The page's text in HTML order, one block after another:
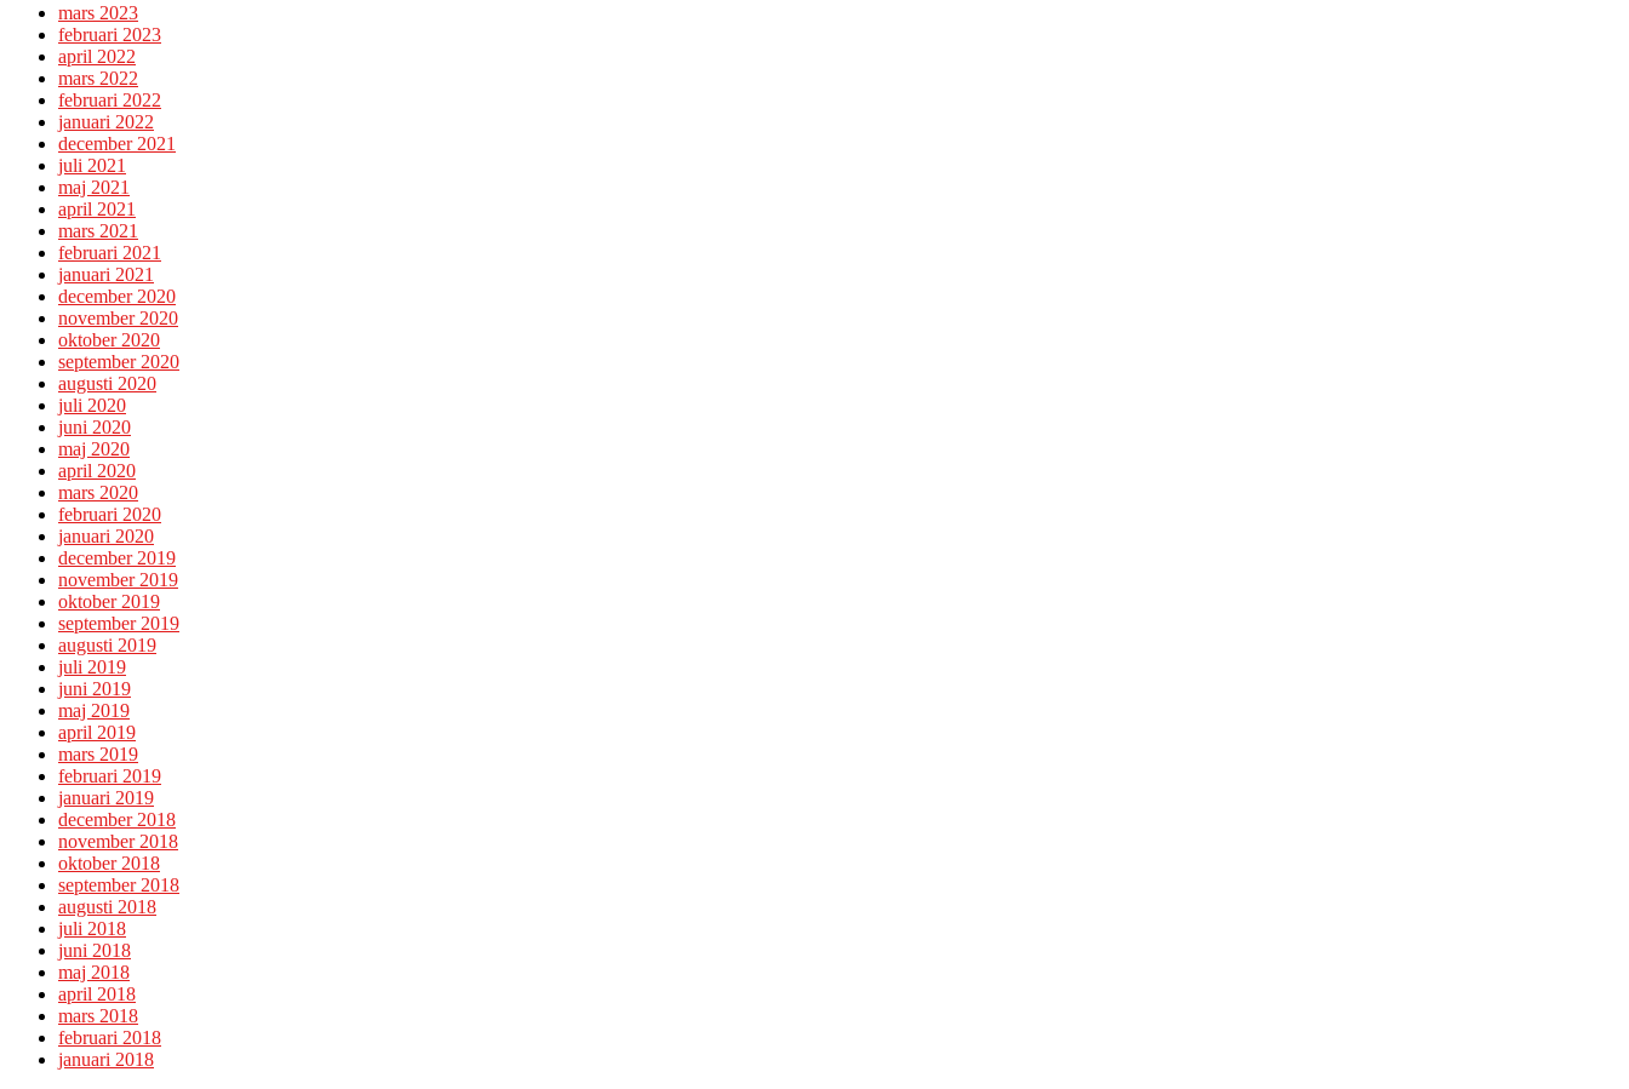
mars 2023
februari 2023
april 2022
mars 2022
februari 2022
januari 2022
december 2021
juli 2021
maj 2021
april 2021
mars 2021
februari 2021
januari 2021
december 2020
november 2020
oktober 2020
september 2020
augusti 2020
juli 2020
juni 2020
maj 2020
april 2020
mars 2020
februari 2020
januari 2020
december 2019
november 2019
oktober 2019
september 2019
augusti 2019
juli 2019
juni 2019
maj 2019
april 2019
mars 2019
februari 2019
januari 2019
december 2018
november 2018
oktober 2018
september 2018
augusti 2018
juli 2018
juni 2018
maj 2018
april 2018
mars 2018
februari 2018
januari 2018